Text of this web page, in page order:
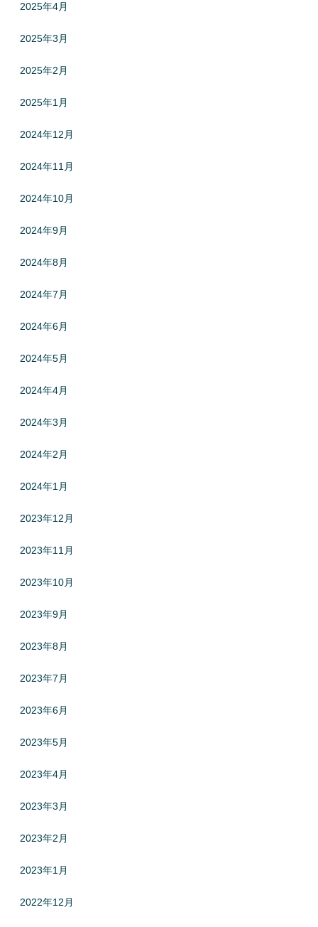
2025年4月
2025年3月
2025年2月
2025年1月
2024年12月
2024年11月
2024年10月
2024年9月
2024年8月
2024年7月
2024年6月
2024年5月
2024年4月
2024年3月
2024年2月
2024年1月
2023年12月
2023年11月
2023年10月
2023年9月
2023年8月
2023年7月
2023年6月
2023年5月
2023年4月
2023年3月
2023年2月
2023年1月
2022年12月